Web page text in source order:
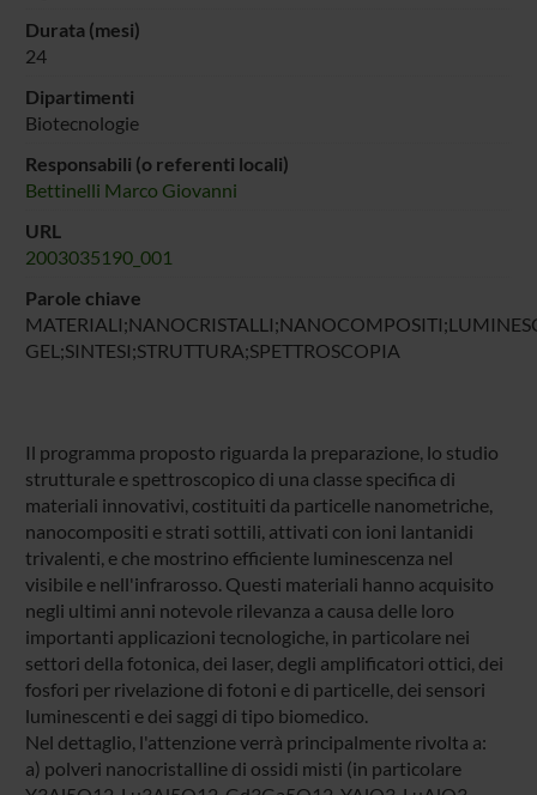
Durata (mesi)
24
Dipartimenti
Biotecnologie
Responsabili (o referenti locali)
Bettinelli Marco Giovanni
URL
2003035190_001
Parole chiave
GEL;SINTESI;STRUTTURA;SPETTROSCOPIA
Il programma proposto riguarda la preparazione, lo studio
strutturale e spettroscopico di una classe specifica di
materiali innovativi, costituiti da particelle nanometriche,
nanocompositi e strati sottili, attivati con ioni lantanidi
trivalenti, e che mostrino efficiente luminescenza nel
visibile e nell'infrarosso. Questi materiali hanno acquisito
negli ultimi anni notevole rilevanza a causa delle loro
importanti applicazioni tecnologiche, in particolare nei
settori della fotonica, dei laser, degli amplificatori ottici, dei
fosfori per rivelazione di fotoni e di particelle, dei sensori
luminescenti e dei saggi di tipo biomedico.
Nel dettaglio, l'attenzione verrà principalmente rivolta a:
a) polveri nanocristalline di ossidi misti (in particolare